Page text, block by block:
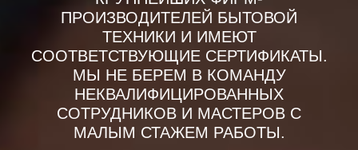
ПРОИЗВОДИТЕЛЕЙ БЫТОВОЙ
ТЕХНИКИ И ИМЕЮТ
СООТВЕТСТВУЮЩИЕ СЕРТИФИКАТЫ.
МЫ НЕ БЕРЕМ В КОМАНДУ
НЕКВАЛИФИЦИРОВАННЫХ
СОТРУДНИКОВ И МАСТЕРОВ С
МАЛЫМ СТАЖЕМ РАБОТЫ.